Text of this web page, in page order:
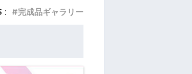
:
完成品ギャラリー